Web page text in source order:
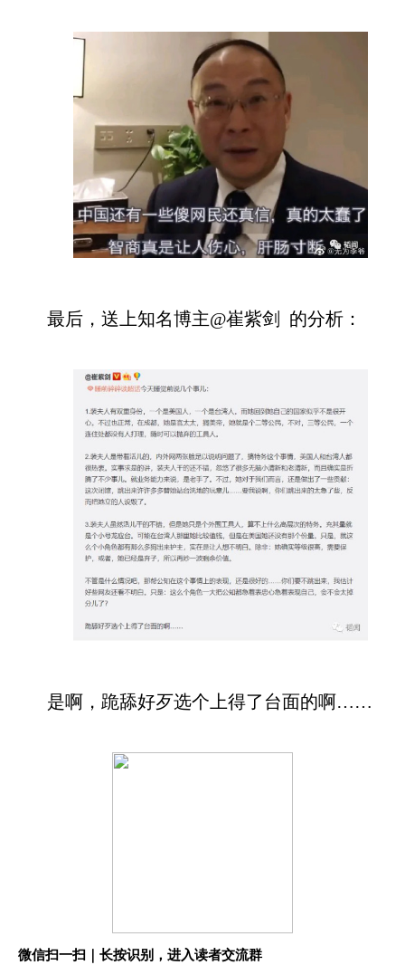
最后，送上知名博主@崔紫剑 的分析：
是啊，跪舔好歹选个上得了台面的啊……
微信扫一扫｜长按识别，进入读者交流群